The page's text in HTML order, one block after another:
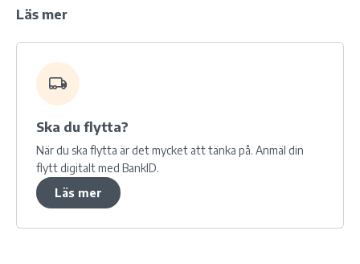
Läs mer
Ska du flytta?
När du ska flytta är det mycket att tänka på. Anmäl din
flytt digitalt med BankID.
Läs mer